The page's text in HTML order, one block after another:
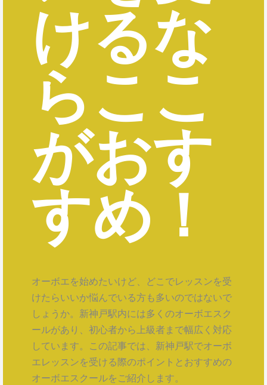
けるな
らここ
がおす
すめ！
オーボエを始めたいけど、どこでレッスンを受
けたらいいか悩んでいる方も多いのではないで
しょうか。新神戸駅内には多くのオーボエスク
ールがあり、初心者から上級者まで幅広く対応
しています。この記事では、新神戸駅でオーボ
エレッスンを受ける際のポイントとおすすめの
オーボエスクールをご紹介します。